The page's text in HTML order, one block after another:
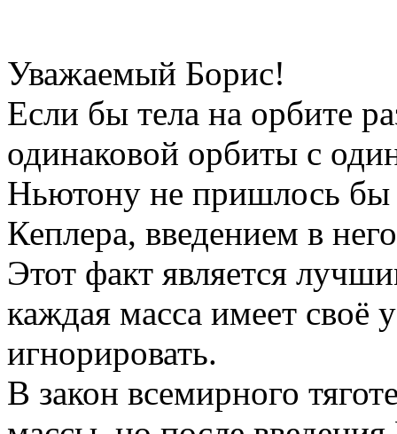
Уважаемый Борис!
Если бы тела на орбите
одинаковой орбиты с
Ньютону не пришлось бы
Кеплера, введением в
Этот факт является
каждая масса имеет своё
игнорировать.
В закон всемирного